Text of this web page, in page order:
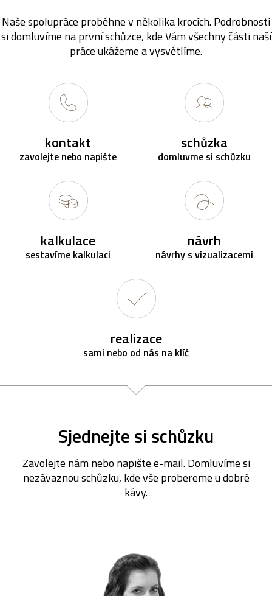
Naše spolupráce proběhne v několika krocích. Podrobnosti
si domluvíme na první schůzce, kde Vám všechny části naší
práce ukážeme a vysvětlíme.
kontakt
zavolejte nebo napište
schůzka
domluvme si schůzku
kalkulace
sestavíme kalkulaci
návrh
návrhy s vizualizacemi
realizace
sami nebo od nás na klíč
Sjednejte si schůzku
Zavolejte nám nebo napište e-mail. Domluvíme si
nezávaznou schůzku, kde vše probereme u dobré
kávy.